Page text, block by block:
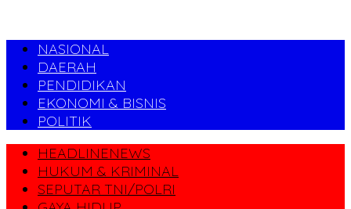
NASIONAL
DAERAH
PENDIDIKAN
EKONOMI & BISNIS
POLITIK
HEADLINENEWS
HUKUM & KRIMINAL
SEPUTAR TNI/POLRI